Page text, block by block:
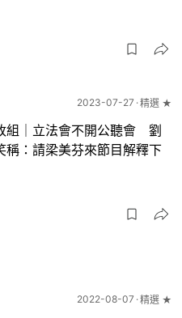
2023-07-27 精選 ★
組｜立法會不開公聽會 劉
稱：請梁美芬來節目解釋下
2022-08-07 精選 ★